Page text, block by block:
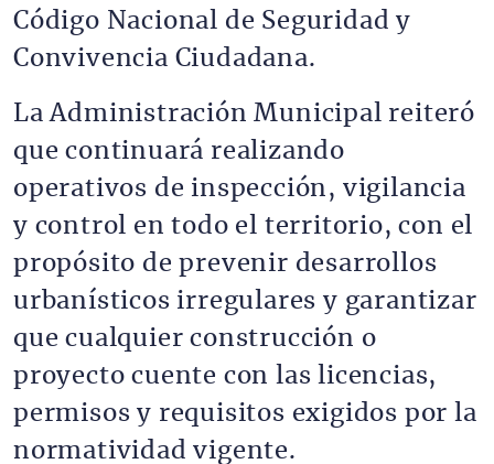
Código Nacional de Seguridad y
Convivencia Ciudadana.
La Administración Municipal reiteró
que continuará realizando
operativos de inspección, vigilancia
y control en todo el territorio, con el
propósito de prevenir desarrollos
urbanísticos irregulares y garantizar
que cualquier construcción o
proyecto cuente con las licencias,
permisos y requisitos exigidos por la
normatividad vigente.